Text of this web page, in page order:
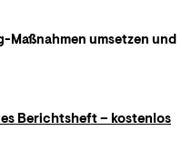
Maßnahmen umsetzen und
Berichtsheft – kostenlos